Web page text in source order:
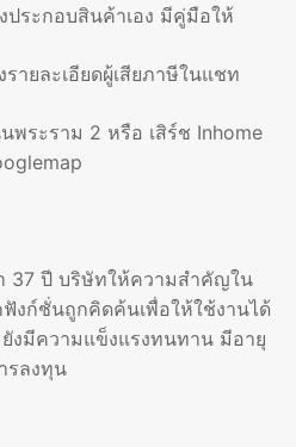
ระกอบสินค้าเอง มีคู่มือให้
ายละเอียดผู้เสียภาษีในแชท
พระราม 2 หรือ เสิร์ช Inhome
37 ปี บริษัทให้ความสำคัญใน
งก์ชั่นถูกคิดค้นเพื่อให้ใช้งานได้
งมีความแข็งแรงทนทาน มีอายุ
รลงทุน